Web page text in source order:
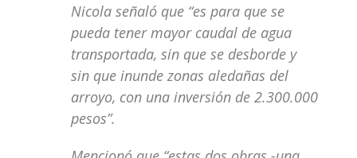
Nicola señaló que “es para que se
pueda tener mayor caudal de agua
transportada, sin que se desborde y
sin que inunde zonas aledañas del
arroyo, con una inversión de 2.300.000
pesos”.